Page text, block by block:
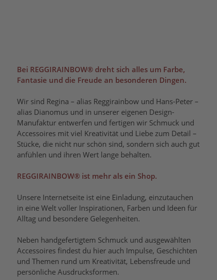
Bei REGGIRAINBOW® dreht sich alles um Farbe,
Fantasie und die Freude an besonderen Dingen.
Wir sind Regina – alias Reggirainbow und Hans-Peter –
alias Dianomus und in unserer eigenen Design-
Manufaktur entwerfen und fertigen wir Schmuck und
Accessoires mit viel Kreativität und Liebe zum Detail –
Stücke, die nicht nur schön sind, sondern sich auch gut
anfühlen und ihren Wert lange behalten.
REGGIRAINBOW® ist mehr als ein Shop.
Unsere Internetseite ist eine Einladung, einzutauchen
in eine Welt voller Inspirationen, Farben und Ideen für
Alltag und besondere Gelegenheiten.
Neben handgefertigtem Schmuck und ausgewählten
Accessoires findest du hier auch Impulse, Geschichten
und Themen rund um Kreativität, Lebensfreude und
persönliche Ausdrucksformen.